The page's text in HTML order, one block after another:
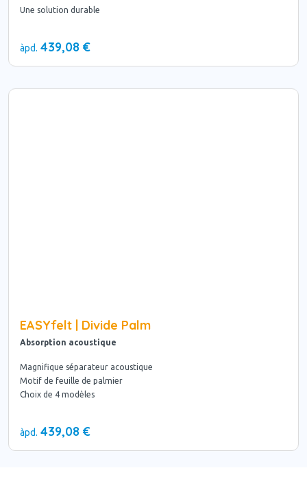
Une solution durable
àpd. 439,08 €
EASYfelt | Divide Palm
Absorption acoustique
Magnifique séparateur acoustique
Motif de feuille de palmier
Choix de 4 modèles
àpd. 439,08 €